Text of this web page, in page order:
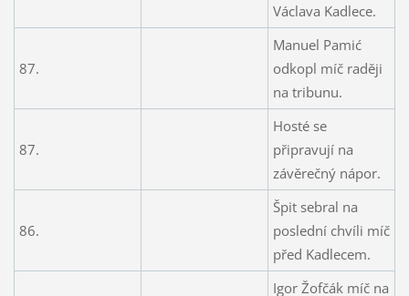
Václava Kadlece.
87.
Manuel Pamić
odkopl míč raději
na tribunu.
87.
Hosté se
připravují na
závěrečný nápor.
86.
Špit sebral na
poslední chvíli míč
před Kadlecem.
Igor Žofčák míč na